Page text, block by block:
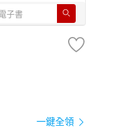
一鍵全領